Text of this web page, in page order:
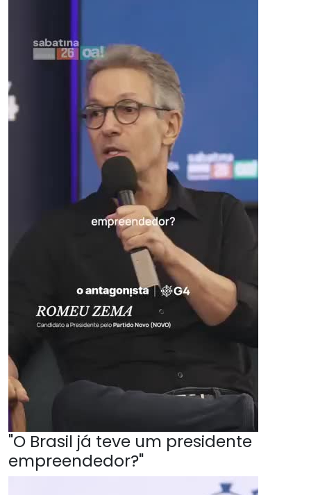
"O Brasil já teve um presidente
empreendedor?"